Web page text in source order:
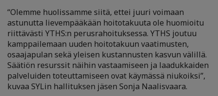
“Olemme huolissamme siitä, ettei juuri voimaan
astunutta lievempääkään hoitotakuuta ole huomioitu
riittävästi YTHS:n perusrahoituksessa. YTHS joutuu
kamppailemaan uuden hoitotakuun vaatimusten,
osaajapulan sekä yleisen kustannusten kasvun välillä.
Säätiön resurssit näihin vastaamiseen ja laadukkaiden
palveluiden toteuttamiseen ovat käymässä niukoiksi”,
kuvaa SYLin hallituksen jäsen Sonja Naalisvaara.